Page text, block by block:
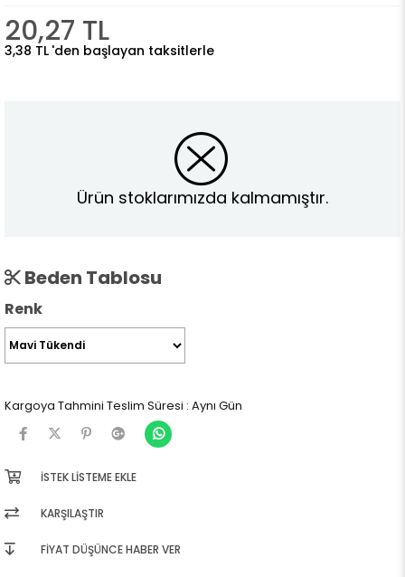
20,27 TL
3,38 TL 'den başlayan taksitlerle
Ürün stoklarımızda kalmamıştır.
Beden Tablosu
Renk
Kargoya Tahmini Teslim Süresi : Aynı Gün
İSTEK LISTEME EKLE
KARŞILAŞTIR
FIYAT DÜŞÜNCE HABER VER